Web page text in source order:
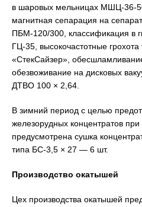
в шаровых мельницах МШЦ-36-
магнитная сепарация на
ПБМ-120/300, классификация в
ГЦ-35, высокочастотные грохота
«СтекСайзер»,
обезвоживание на дисковых
ДТВО 100 × 2,64.
В зимний период с целью
железорудных концентратов при
предусмотрена сушка
типа БС-3,5 × 27 — 6 шт.
Производство окатышей
Цех производства окатышей